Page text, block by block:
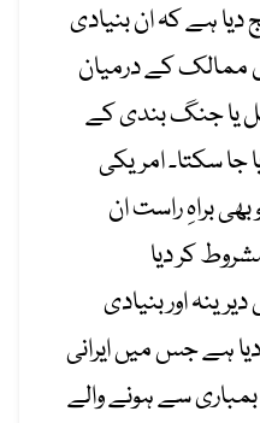
دیا ہے کہ ان بنیادی
ممالک کے درمیان
یا جنگ بندی کے
جا سکتا۔ امریکی
براہِ راست ان
کر دیا
اور بنیادی
ہے جس میں ایرانی
بمباری سے ہونے والے